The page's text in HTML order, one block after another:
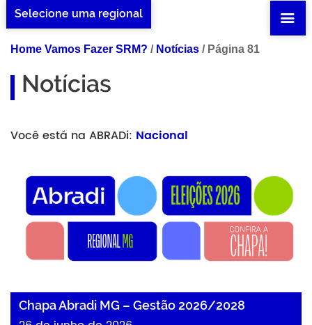
Selecione uma regional
Home Vamos Fazer SRM? / Notícias / Página 81
Notícias
Você está na ABRADi: Nacional
Chapa Abradi MG – Gestão 2026/2028